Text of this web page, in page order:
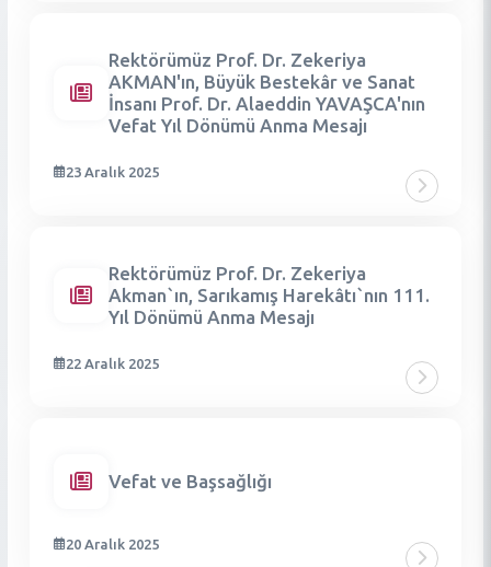
Rektörümüz Prof. Dr. Zekeriya
AKMAN'ın, Büyük Bestekâr ve Sanat
İnsanı Prof. Dr. Alaeddin YAVAŞCA'nın
Vefat Yıl Dönümü Anma Mesajı
23 Aralık 2025
Rektörümüz Prof. Dr. Zekeriya
Akman`ın, Sarıkamış Harekâtı`nın 111.
Yıl Dönümü Anma Mesajı
22 Aralık 2025
Vefat ve Başsağlığı
20 Aralık 2025